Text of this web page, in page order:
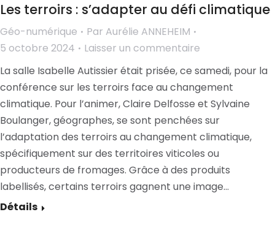
Les terroirs : s’adapter au défi climatique
Géo-numérique Par Aurélie ANNEHEIM
5 octobre 2024
Laisser un commentaire
La salle Isabelle Autissier était prisée, ce samedi, pour la
conférence sur les terroirs face au changement
climatique. Pour l’animer, Claire Delfosse et Sylvaine
Boulanger, géographes, se sont penchées sur
l’adaptation des terroirs au changement climatique,
spécifiquement sur des territoires viticoles ou
producteurs de fromages. Grâce à des produits
labellisés, certains terroirs gagnent une image…
Détails